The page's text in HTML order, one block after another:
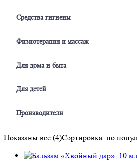
Средства гигиены
Физиотерапия и массаж
Для дома и быта
Для детей
Производители
Показаны все (4)Сортировка: по